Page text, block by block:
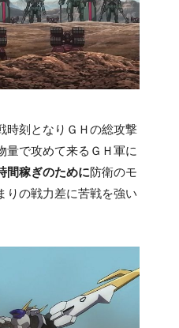
時刻となりＧＨの総攻撃
量で攻めて来るＧＨ軍に
間稼ぎのために防衛のモ
りの戦力差に苦戦を強い